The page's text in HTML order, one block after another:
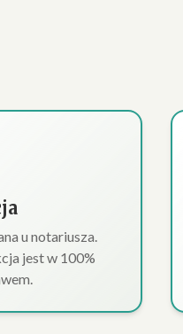
u notariusza.
jest w 100%